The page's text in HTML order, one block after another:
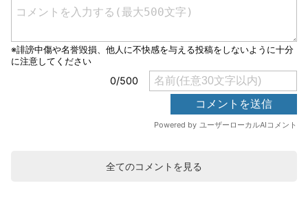
全てのコメントを見る